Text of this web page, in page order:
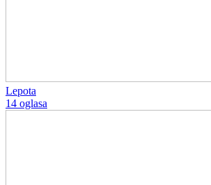
Lepota
14 oglasa